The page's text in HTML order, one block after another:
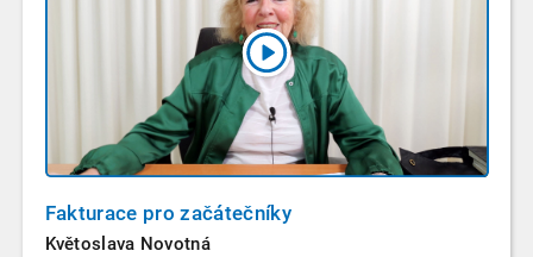
Fakturace pro začátečníky
Květoslava Novotná